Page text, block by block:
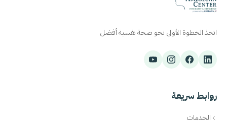
اتخذ الخطوة الأولى نحو صحة نفسية أفضل
روابط سريعة
الخدمات